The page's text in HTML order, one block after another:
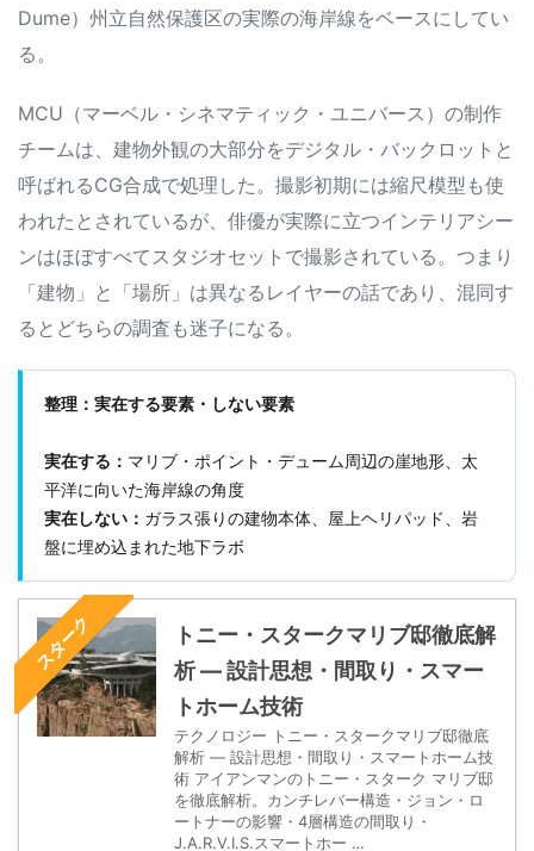
Dume）州立自然保護区の実際の海岸線をベースにしてい
る。
MCU（マーベル・シネマティック・ユニバース）の制作
チームは、建物外観の大部分をデジタル・バックロットと
呼ばれるCG合成で処理した。撮影初期には縮尺模型も使
われたとされているが、俳優が実際に立つインテリアシー
ンはほぼすべてスタジオセットで撮影されている。つまり
「建物」と「場所」は異なるレイヤーの話であり、混同す
るとどちらの調査も迷子になる。
整理：実在する要素・しない要素
実在する： マリブ・ポイント・デューム周辺の崖地形、太
平洋に向いた海岸線の角度
実在しない： ガラス張りの建物本体、屋上ヘリパッド、岩
盤に埋め込まれた地下ラボ
スターク
トニー・スタークマリブ邸徹底解
析 — 設計思想・間取り・スマー
トホーム技術
テクノロジー トニー・スタークマリブ邸徹底
解析 — 設計思想・間取り・スマートホーム技
術 アイアンマンのトニー・スターク マリブ邸
を徹底解析。カンチレバー構造・ジョン・ロ
ートナーの影響・4層構造の間取り・
J.A.R.V.I.S.スマートホー …